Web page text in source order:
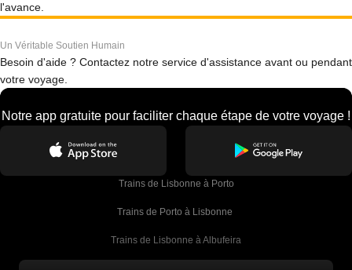
l'avance.
Un Véritable Soutien Humain
Besoin d'aide ? Contactez notre service d'assistance avant ou pendant
votre voyage.
Notre app gratuite pour faciliter chaque étape de votre voyage !
Trains de Lisbonne à Porto
Trains de Porto à Lisbonne
Trains de Lisbonne à Albufeira